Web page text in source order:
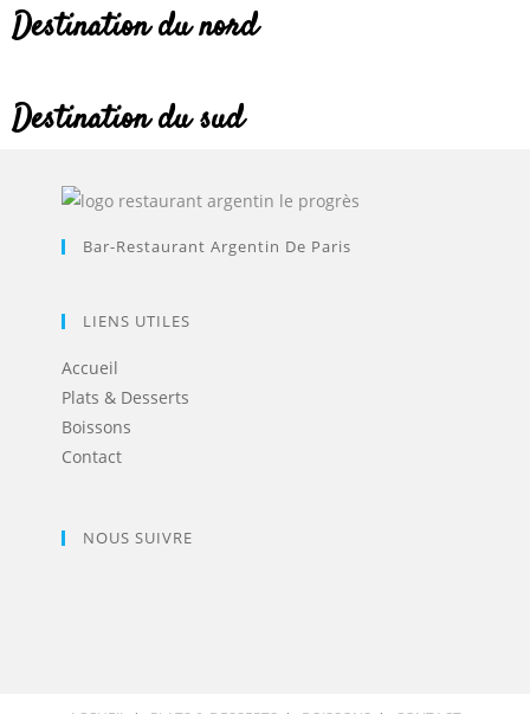
Destination du nord
Destination du sud
Bar-Restaurant Argentin De Paris
LIENS UTILES
Accueil
Plats & Desserts
Boissons
Contact
NOUS SUIVRE